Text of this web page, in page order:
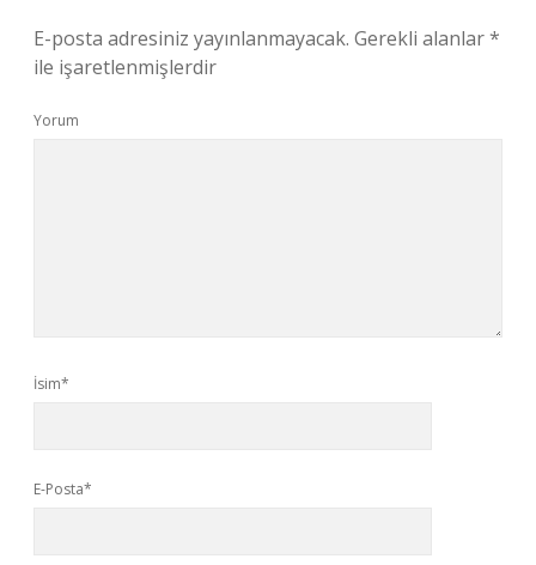
E-posta adresiniz yayınlanmayacak. Gerekli alanlar*
ile işaretlenmişlerdir
Yorum
İsim*
E-Posta*